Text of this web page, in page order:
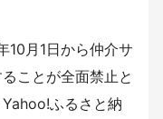
10月1日から仲介サ
ことが全面禁止と
ふるさと納